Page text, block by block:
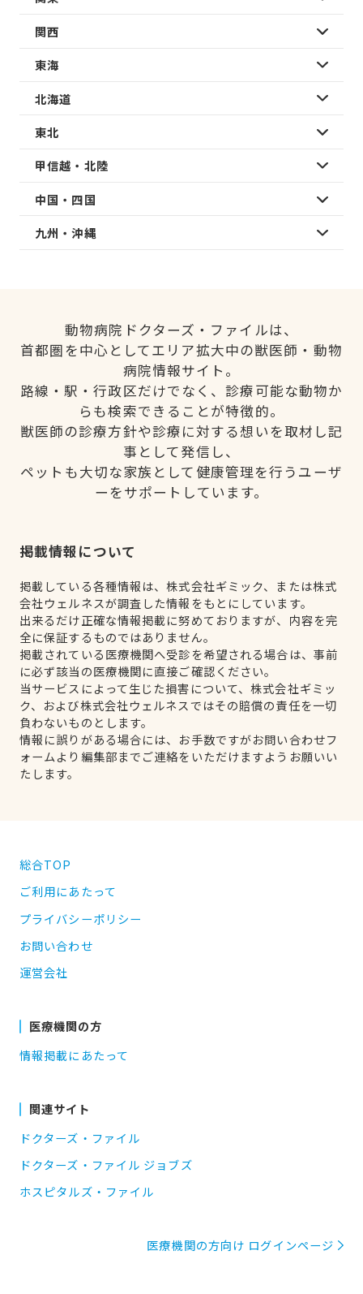
関西
東海
北海道
東北
甲信越・北陸
中国・四国
九州・沖縄
動物病院ドクターズ・ファイルは、
首都圏を中心としてエリア拡大中の獣医師・動物
病院情報サイト。
路線・駅・行政区だけでなく、診療可能な動物か
らも検索できることが特徴的。
獣医師の診療方針や診療に対する想いを取材し記
事として発信し、
ペットも大切な家族として健康管理を行うユーザ
ーをサポートしています。
掲載情報について
掲載している各種情報は、株式会社ギミック、または株式
会社ウェルネスが調査した情報をもとにしています。
出来るだけ正確な情報掲載に努めておりますが、内容を完
全に保証するものではありません。
掲載されている医療機関へ受診を希望される場合は、事前
に必ず該当の医療機関に直接ご確認ください。
当サービスによって生じた損害について、株式会社ギミッ
ク、および株式会社ウェルネスではその賠償の責任を一切
負わないものとします。
情報に誤りがある場合には、お手数ですがお問い合わせフ
ォームより編集部までご連絡をいただけますようお願いい
たします。
総合TOP
ご利用にあたって
プライバシーポリシー
お問い合わせ
運営会社
医療機関の方
情報掲載にあたって
関連サイト
ドクターズ・ファイル
ドクターズ・ファイル ジョブズ
ホスピタルズ・ファイル
医療機関の方向け ログインページ